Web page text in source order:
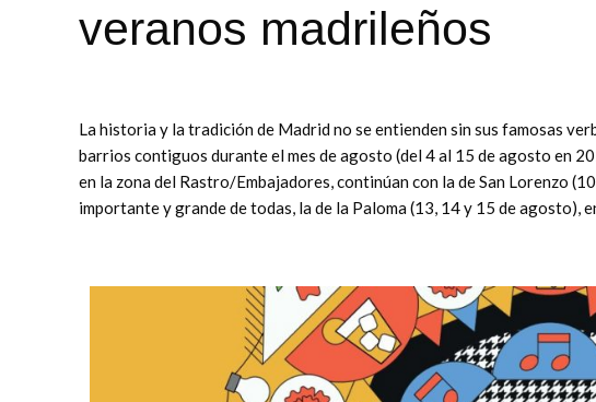
veranos madrileños
La historia y la tradición de Madrid no se entienden sin sus famosas
barrios contiguos durante el mes de agosto (del 4 al 15 de agosto en
en la zona del Rastro/Embajadores, continúan con la de San Lorenzo
importante y grande de todas, la de la Paloma (13, 14 y 15 de agosto),